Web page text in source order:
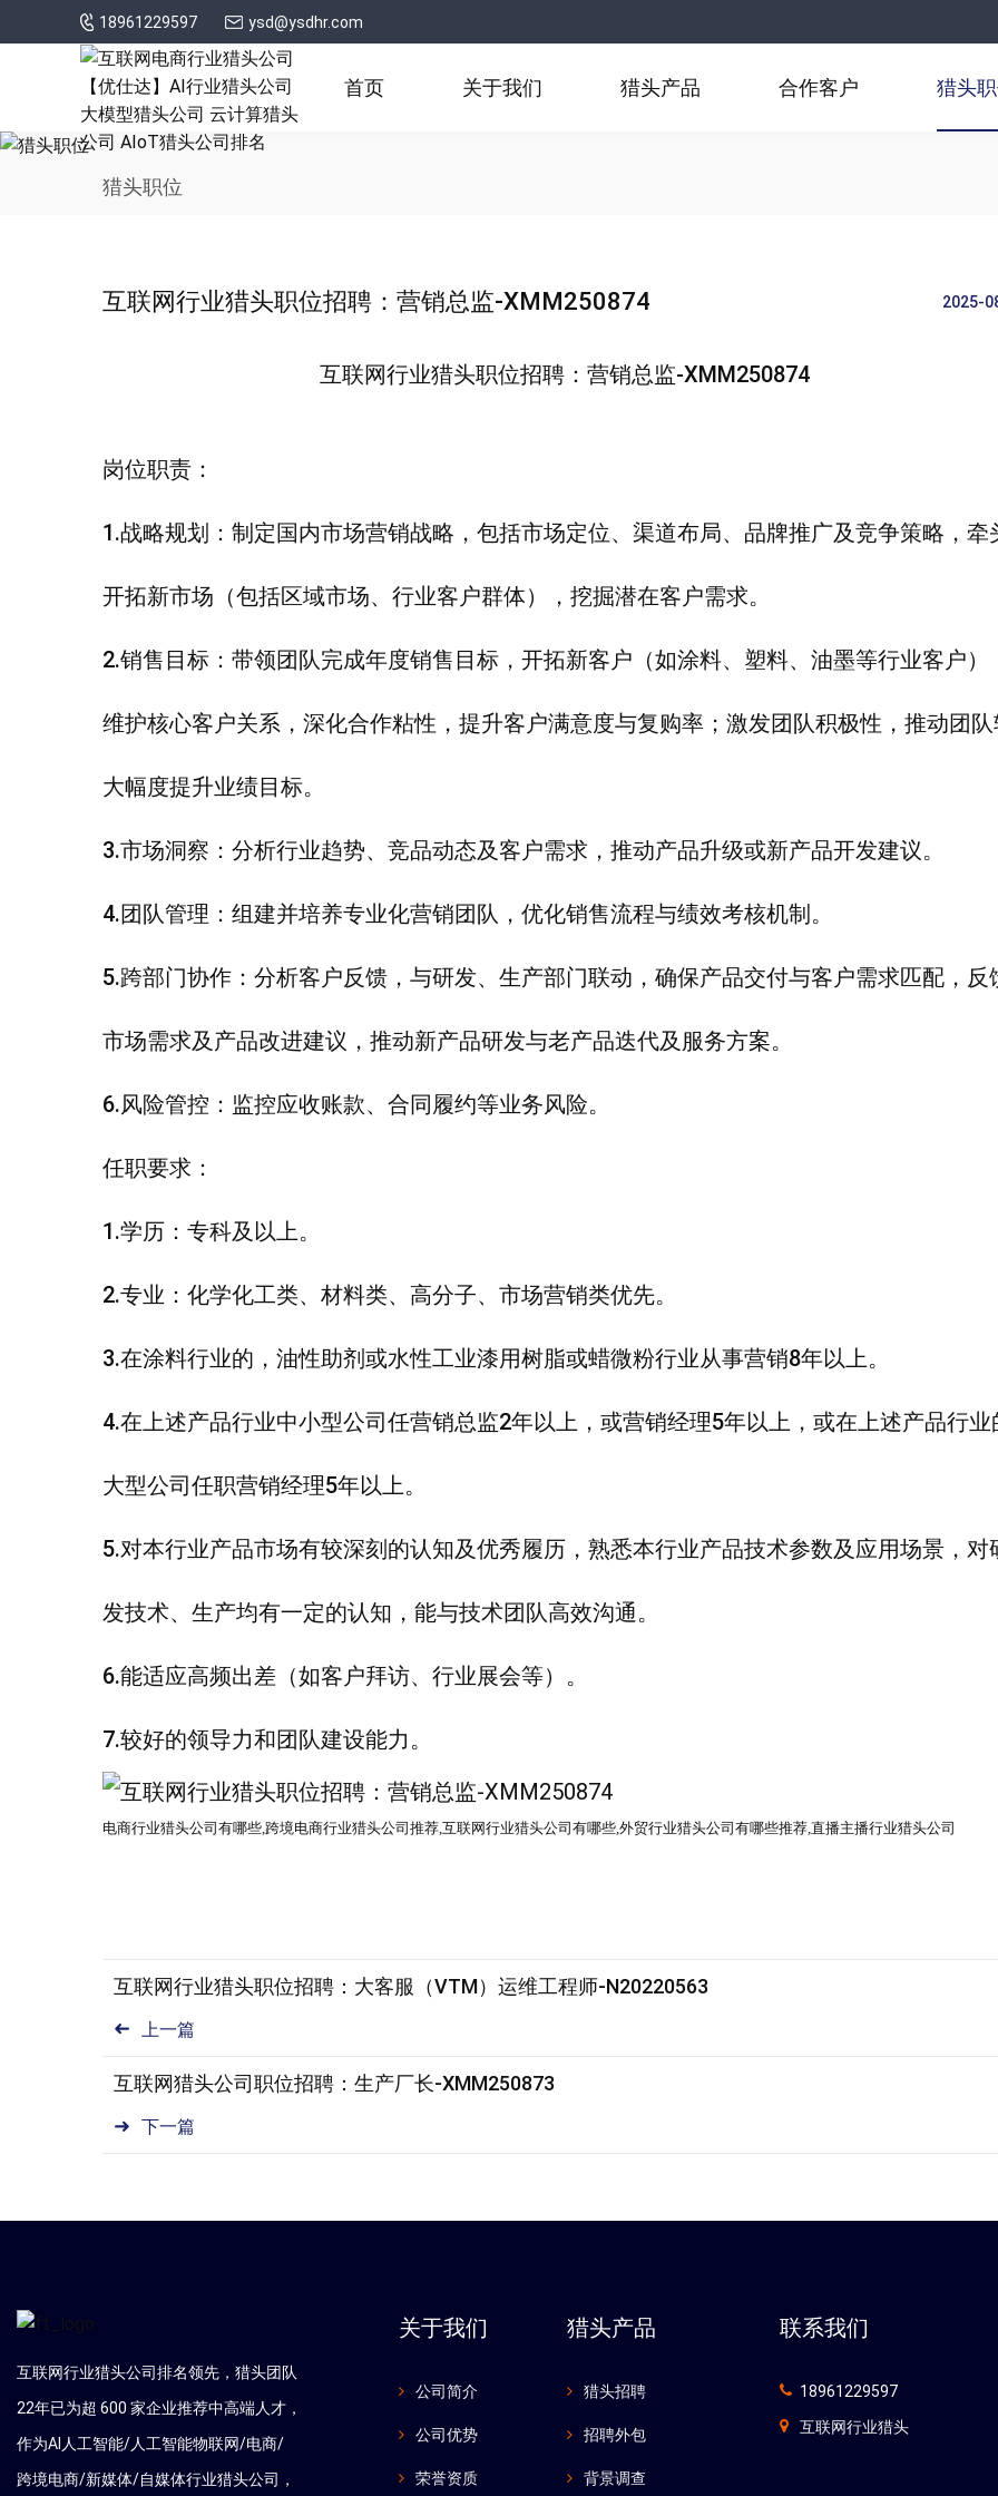
18961229597 ysd@ysdhr.com
首页 关于我们 猎头产品 合作客户 猎头
猎头职位
互联网行业猎头职位招聘：营销总监-XMM250874 2025-
互联网行业猎头职位招聘：营销总监-XMM250874
岗位职责：
1.战略规划：制定国内市场营销战略，包括市场定位、渠道布局、品牌推广及竞争策略，牵
开拓新市场（包括区域市场、行业客户群体），挖掘潜在客户需求。
2.销售目标：带领团队完成年度销售目标，开拓新客户（如涂料、塑料、油墨等行业客户）
维护核心客户关系，深化合作粘性，提升客户满意度与复购率；激发团队积极性，推动团
大幅度提升业绩目标。
3.市场洞察：分析行业趋势、竞品动态及客户需求，推动产品升级或新产品开发建议。
4.团队管理：组建并培养专业化营销团队，优化销售流程与绩效考核机制。
5.跨部门协作：分析客户反馈，与研发、生产部门联动，确保产品交付与客户需求匹配，反
市场需求及产品改进建议，推动新产品研发与老产品迭代及服务方案。
6.风险管控：监控应收账款、合同履约等业务风险。
任职要求：
1.学历：专科及以上。
2.专业：化学化工类、材料类、高分子、市场营销类优先。
3.在涂料行业的，油性助剂或水性工业漆用树脂或蜡微粉行业从事营销8年以上。
4.在上述产品行业中小型公司任营销总监2年以上，或营销经理5年以上，或在上述产品行业
大型公司任职营销经理5年以上。
5.对本行业产品市场有较深刻的认知及优秀履历，熟悉本行业产品技术参数及应用场景，对
发技术、生产均有一定的认知，能与技术团队高效沟通。
6.能适应高频出差（如客户拜访、行业展会等）。
7.较好的领导力和团队建设能力。
电商行业猎头公司有哪些,跨境电商行业猎头公司 推荐,互联网行业猎头公司 有哪些,外贸行业猎头公司 有哪些推荐,直播主播行业猎头公司
上一篇
互联网行业猎头职位招聘：大客服（VTM）运维工程师-N20220563
下一篇
互联网猎头公司职位招聘：生产厂长-XMM250873
互联网行业猎头公司排名领先，猎头团队
22年已为超 600 家企业推荐中高端人才，
作为AI人工智能/人工智能物联网/电商/
跨境电商/新媒体/自媒体行业猎头公司，
关于我们
公司简介
公司优势
荣誉资质
猎头产品
猎头招聘
招聘外包
背景调查
联系我们
18961229597
互联网行业猎头